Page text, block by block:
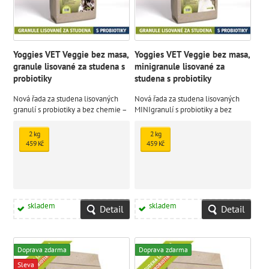
Yoggies VET Veggie bez masa,
granule lisované za studena s
probiotiky
Nová řada za studena lisovaných
granulí s probiotiky a bez chemie –
a testovaná u psů se střevními,
imunitními i jinými zažívacími
problémy a s potravinovými a
2 kg
459 Kč
skladem Detail
Yoggies VET Veggie bez masa,
minigranule lisované za
studena s probiotiky
Nová řada za studena lisovaných
MINIgranulí s probiotiky a bez
veterináři a testovaná u psů se
střevními, imunitními i jinými
zažívacími problémy a s
2 kg
459 Kč
skladem Detail
Doprava zdarma
Sleva
Doprava zdarma